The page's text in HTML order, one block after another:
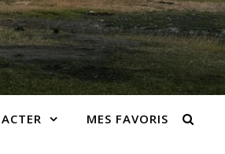
MES FAVORIS